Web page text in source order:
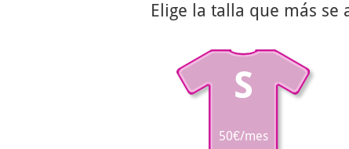
Elige la talla que más se
S
50€/mes